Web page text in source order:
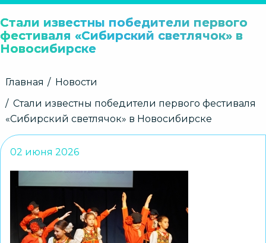
НАВИГАЦИЯ
Стали известны победители первого
фестиваля «Сибирский светлячок» в
Новосибирске
Строка
Главная
Новости
Стали известны победители первого фестиваля
«Сибирский светлячок» в Новосибирске
02 июня 2026